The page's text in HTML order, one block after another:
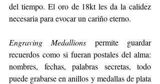
del tiempo. El oro de 18kt les da la calidez
necesaria para evocar un cariño eterno.
Engraving Medallions permite guardar
recuerdos como si fueran postales del alma:
nombres, fechas, palabras secretas, todo
puede grabarse en anillos y medallas de plata